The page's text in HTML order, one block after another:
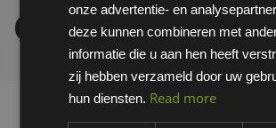
Coolvest
onze advertentie- en
deze kunnen combineren met
informatie die u aan hen heeft
zij hebben verzameld door uw
hun diensten. Read more